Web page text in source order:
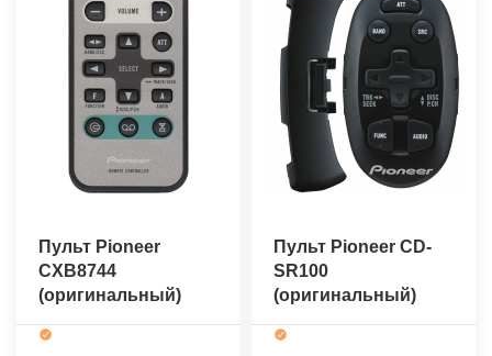
Пульт Pioneer
CXB8744
(оригинальный)
Пульт Pioneer CD-
SR100
(оригинальный)